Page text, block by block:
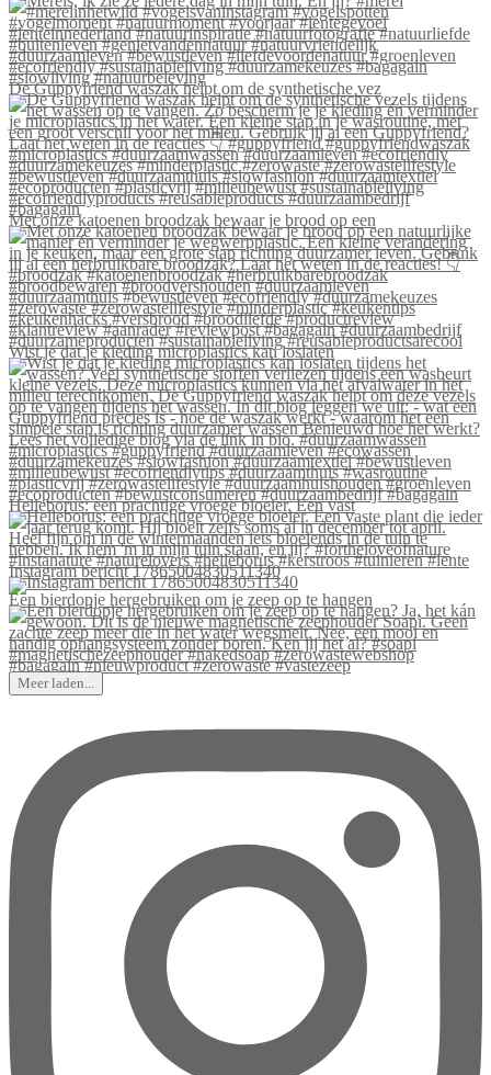
De Guppyfriend waszak helpt om de synthetische vez
Met onze katoenen broodzak bewaar je brood op een
Wist je dat je kleding microplastics kan loslaten
Helleborus: een prachtige vroege bloeier. Een vast
Instagram bericht 17865004830511340
Een bierdopje hergebruiken om je zeep op te hangen
Meer laden...